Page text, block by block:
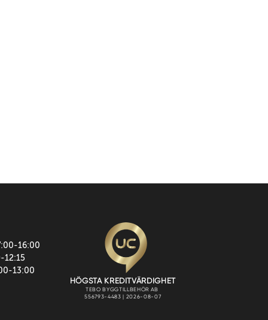
16:00
12:15
13:00